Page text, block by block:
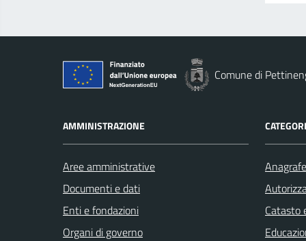
Comune di
AMMINISTRAZIONE
Aree amministrative
Documenti e dati
Enti e fondazioni
Organi di governo
Catasto